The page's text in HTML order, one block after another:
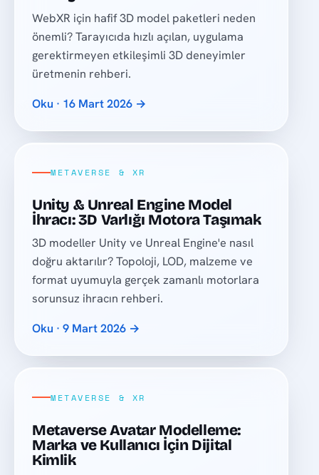
WebXR için hafif 3D model paketleri neden
önemli? Tarayıcıda hızlı açılan, uygulama
gerektirmeyen etkileşimli 3D deneyimler
üretmenin rehberi.
Oku · 16 Mart 2026 →
METAVERSE & XR
Unity & Unreal Engine Model
İhracı: 3D Varlığı Motora Taşımak
3D modeller Unity ve Unreal Engine'e nasıl
doğru aktarılır? Topoloji, LOD, malzeme ve
format uyumuyla gerçek zamanlı motorlara
sorunsuz ihracın rehberi.
Oku · 9 Mart 2026 →
METAVERSE & XR
Metaverse Avatar Modelleme:
Marka ve Kullanıcı İçin Dijital
Kimlik